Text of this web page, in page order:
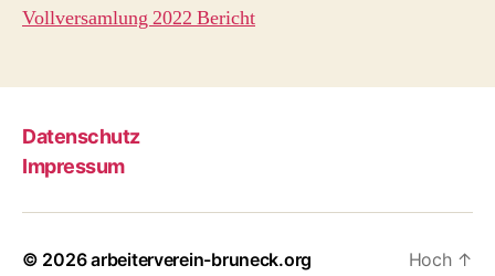
Vollversamlung 2022 Bericht
Datenschutz
Impressum
© 2026arbeiterverein-bruneck.org Hoch ↑